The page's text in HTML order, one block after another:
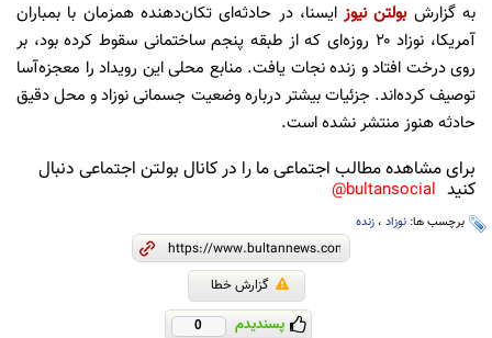
به گزارشبولتن نیوزایسنا، در حادثه‌ای تکان‌دهنده همزمان با بمباران
آمریکا، نوزاد ۲۰ روزه‌ای که از طبقه پنجم ساختمانی سقوط کرده بود، بر
روی درخت افتاد و زنده نجات یافت. منابع محلی این رویداد را معجزه‌آسا
توصیف کرده‌اند. جزئیات بیشتر درباره وضعیت جسمانی نوزاد و محل دقیق
حادثه هنوز منتشر نشده است.
برای مشاهده مطالب اجتماعی ما را در کانال بولتن اجتماعی دنبال
کنید bultansocial@
برچسب ها: نوزاد ، زنده
گزارش خطا
پسندیدم 0